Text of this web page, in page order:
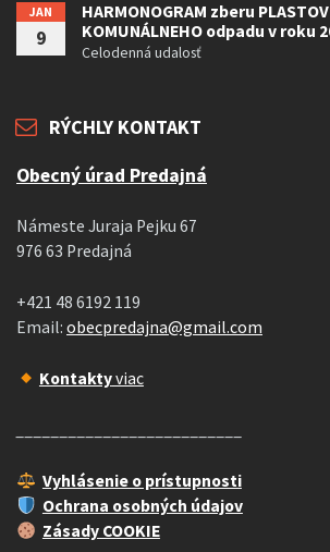
JAN
9
HARMONOGRAM zberu
KOMUNÁLNEHO odpadu v roku
Celodenná udalosť
RÝCHLY KONTAKT
Obecný úrad Predajná
Námeste Juraja Pejku 67
976 63 Predajná
+421 48 6192 119
Email: obecpredajna@gmail.com
Kontaktyviac
Vyhlásenie o prístupnosti
Ochrana osobných údajov
Zásady COOKIE